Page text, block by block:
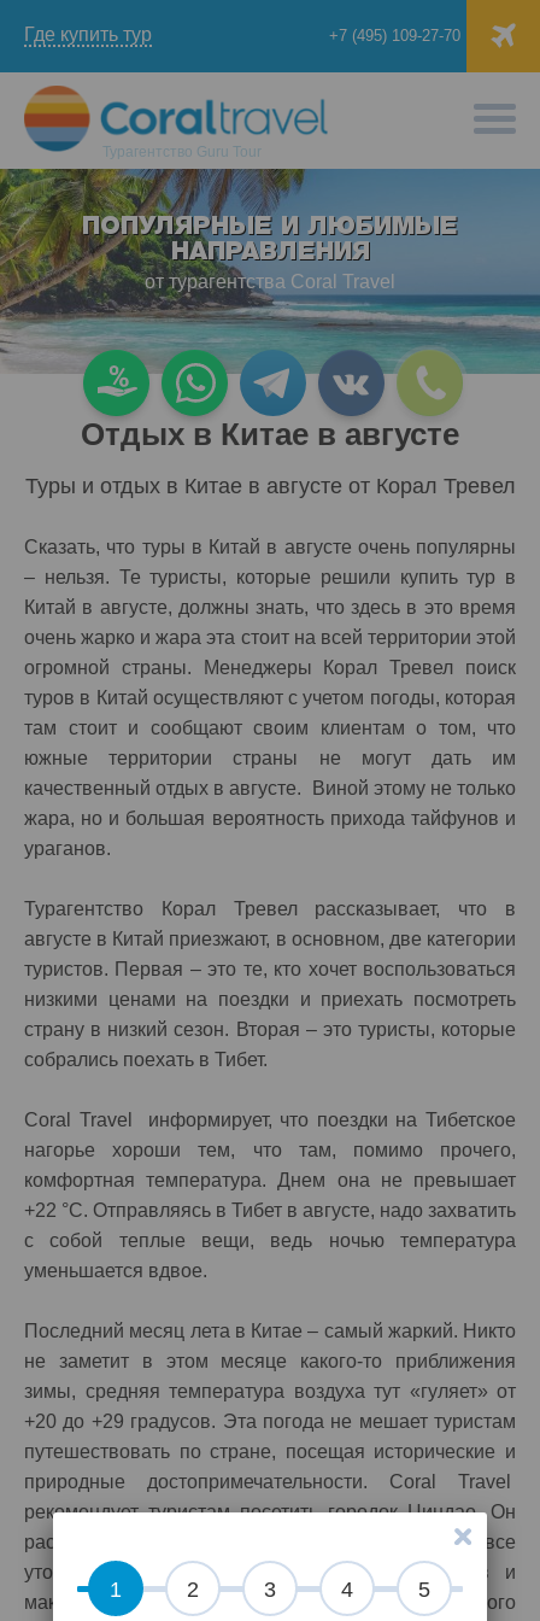
1 2 3 4 5
Где купить тур +7 (495) 109-27-70
Турагентство Guru Tour
ПОПУЛЯРНЫЕ И ЛЮБИМЫЕ
НАПРАВЛЕНИЯ
от турагентства Coral Travel
Отдых в Китае в августе
Туры и отдых в Китае в августе от Корал Тревел
Сказать, что туры в Китай в августе очень популярны
– нельзя. Те туристы, которые решили купить тур в
Китай в августе, должны знать, что здесь в это время
очень жарко и жара эта стоит на всей территории этой
огромной страны. Менеджеры Корал Тревел поиск
туров в Китай осуществляют с учетом погоды, которая
там стоит и сообщают своим клиентам о том, что
южные территории страны не могут дать им
качественный отдых в августе. Виной этому не только
жара, но и большая вероятность прихода тайфунов и
ураганов.
Турагентство Корал Тревел рассказывает, что в
августе в Китай приезжают, в основном, две категории
туристов. Первая – это те, кто хочет воспользоваться
низкими ценами на поездки и приехать посмотреть
страну в низкий сезон. Вторая – это туристы, которые
собрались поехать в Тибет.
Coral Travel информирует, что поездки на Тибетское
нагорье хороши тем, что там, помимо прочего,
комфортная температура. Днем она не превышает
+22 °С. Отправляясь в Тибет в августе, надо захватить
с собой теплые вещи, ведь ночью температура
уменьшается вдвое.
Последний месяц лета в Китае – самый жаркий. Никто
не заметит в этом месяце какого-то приближения
зимы, средняя температура воздуха тут «гуляет» от
+20 до +29 градусов. Эта погода не мешает туристам
путешествовать по стране, посещая исторические и
природные достопримечательности. Coral Travel
рекомендует туристам посетить городок Циндао. Он
расположен на берегу Желтого моря. Здесь все
утопает в зелени, городок необычайно красив и
максимально приспособлен для качественного